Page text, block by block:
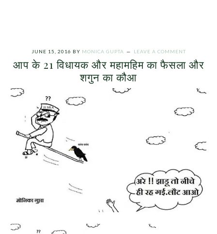
JUNE 15, 2016 BY MONICA GUPTA LEAVE A COMMENT
आप के 21 विधायक और महामहिम का फैसला और
शगुन का कौआ